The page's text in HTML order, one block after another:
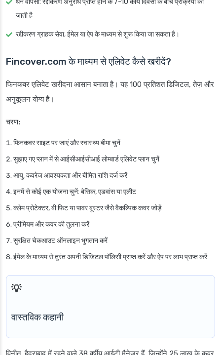
धन वापसी: रद्दीकरण अनुरोध प्राप्त होने के 7-10 कार्य दिवसों के बीच प्रक्रिया की
जाती है
रद्दीकरण ग्राहक सेवा, ईमेल या ऐप के माध्यम से शुरू किया जा सकता है।
Fincover.com के माध्यम से एलिवेट कैसे खरीदें?
फिनकवर एलिवेट खरीदना आसान बनाता है। यह 100 प्रतिशत डिजिटल, तेज़ और
अनुकूलन योग्य है।
चरण:
फिनकवर साइट पर जाएं और स्वास्थ्य बीमा चुनें
सुझाए गए प्लान में से आईसीआईसीआई लोम्बार्ड एलिवेट प्लान चुनें
आयु, कवरेज आवश्यकता और बीमित राशि दर्ज करें
इनमें से कोई एक योजना चुनें: बेसिक, एडवांस या एलीट
क्लेम प्रोटेक्टर, बी फिट या पावर बूस्टर जैसे वैकल्पिक कवर जोड़ें
प्रीमियम और कवर की तुलना करें
सुरक्षित चेकआउट ऑनलाइन भुगतान करें
ईमेल के माध्यम से तुरंत अपनी डिजिटल पॉलिसी प्राप्त करें और ऐप पर लाभ प्राप्त करें
वास्तविक कहानी